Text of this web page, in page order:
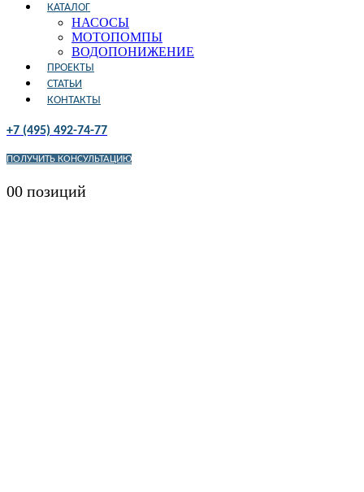
КАТАЛОГ
НАСОСЫ
МОТОПОМПЫ
ВОДОПОНИЖЕНИЕ
ПРОЕКТЫ
СТАТЬИ
КОНТАКТЫ
+7 (495) 492-74-77
ПОЛУЧИТЬ КОНСУЛЬТАЦИЮ
00 позиций